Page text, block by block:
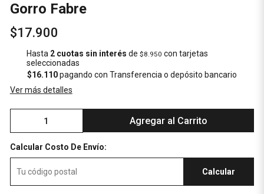
Gorro Fabre
$17.900
Hasta 2 cuotas sin interés de $8.950 con tarjetas
seleccionadas
$16.110pagando con Transferencia o depósito bancario
Ver más detalles
Agregar al Carrito
Calcular Costo De Envío:
Calcular